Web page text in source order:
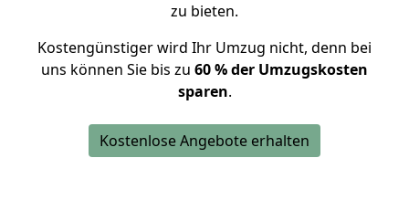
zu bieten.
Kostengünstiger wird Ihr Umzug nicht, denn bei
uns können Sie bis zu 60 % der Umzugskosten
sparen.
Kostenlose Angebote erhalten